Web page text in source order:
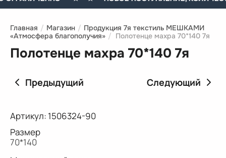
Главная / Магазин / Продукция 7я текстиль МЕШКАМИ
«Атмосфера благополучия» / Полотенце махра 70*140 7я
Полотенце махра 70*140 7я
Предыдущий Следующий
Артикул: 1506324-90
Размер
70*140